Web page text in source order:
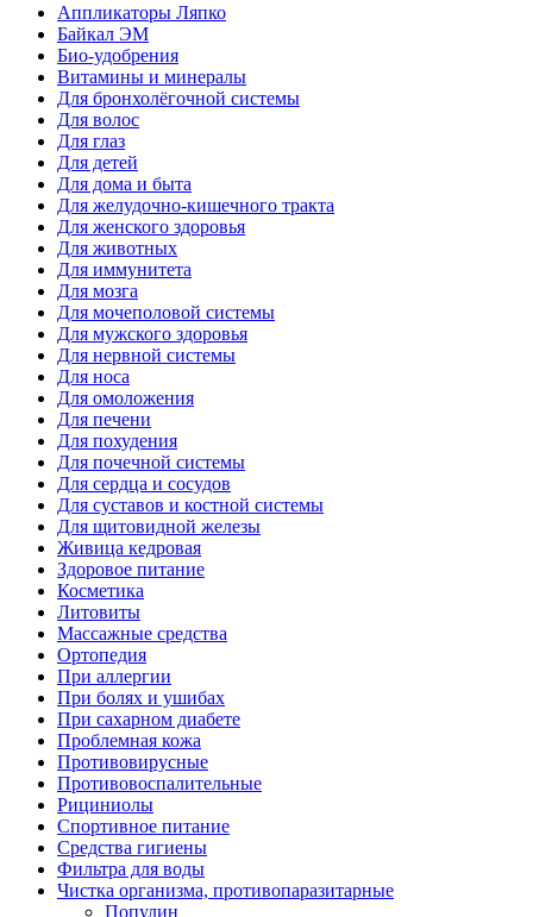
Аппликаторы Ляпко
Байкал ЭМ
Био-удобрения
Витамины и минералы
Для бронхолёгочной системы
Для волос
Для глаз
Для детей
Для дома и быта
Для желудочно-кишечного тракта
Для женского здоровья
Для животных
Для иммунитета
Для мозга
Для мочеполовой системы
Для мужского здоровья
Для нервной системы
Для носа
Для омоложения
Для печени
Для похудения
Для почечной системы
Для сердца и сосудов
Для суставов и костной системы
Для щитовидной железы
Живица кедровая
Здоровое питание
Косметика
Литовиты
Массажные средства
Ортопедия
При аллергии
При болях и ушибах
При сахарном диабете
Проблемная кожа
Противовирусные
Противовоспалительные
Рициниолы
Спортивное питание
Средства гигиены
Фильтра для воды
Чистка организма, противопаразитарные
Популин